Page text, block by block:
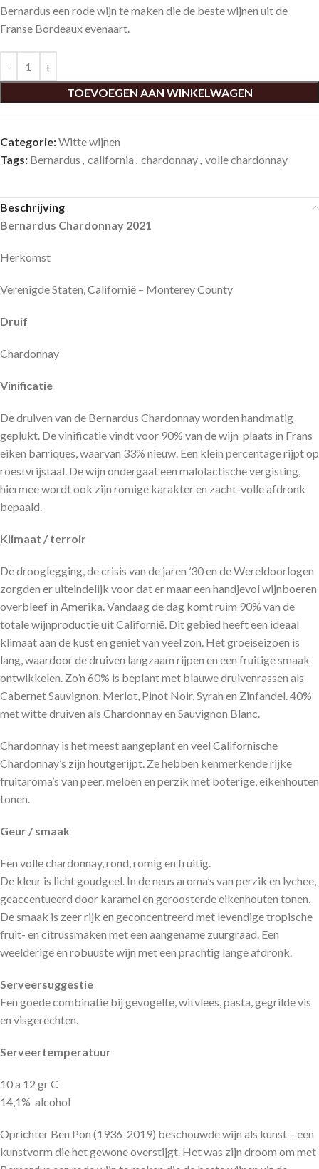
Bernardus een rode wijn te maken die de beste wijnen uit de
Franse Bordeaux evenaart.
TOEVOEGEN AAN WINKELWAGEN
Categorie:Witte wijnen
Tags: Bernardus , california , chardonnay, volle chardonnay
Beschrijving
Bernardus Chardonnay 2021
Herkomst
Verenigde Staten, Californië – Monterey County
Druif
Chardonnay
Vinificatie
De druiven van de Bernardus Chardonnay worden handmatig
geplukt. De vinificatie vindt voor 90% van de wijn plaats in Frans
eiken barriques, waarvan 33% nieuw. Een klein percentage rijpt op
roestvrijstaal. De wijn ondergaat een malolactische vergisting,
hiermee wordt ook zijn romige karakter en zacht-volle afdronk
bepaald.
Klimaat / terroir
De drooglegging, de crisis van de jaren ’30 en de Wereldoorlogen
zorgden er uiteindelijk voor dat er maar een handjevol wijnboeren
overbleef in Amerika. Vandaag de dag komt ruim 90% van de
totale wijnproductie uit Californië. Dit gebied heeft een ideaal
klimaat aan de kust en geniet van veel zon. Het groeiseizoen is
lang, waardoor de druiven langzaam rijpen en een fruitige smaak
ontwikkelen. Zo’n 60% is beplant met blauwe druivenrassen als
Cabernet Sauvignon, Merlot, Pinot Noir, Syrah en Zinfandel. 40%
met witte druiven als Chardonnay en Sauvignon Blanc.
Chardonnay is het meest aangeplant en veel Californische
Chardonnay’s zijn houtgerijpt. Ze hebben kenmerkende rijke
fruitaroma’s van peer, meloen en perzik met boterige, eikenhouten
tonen.
Geur / smaak
Een volle chardonnay, rond, romig en fruitig.
De kleur is licht goudgeel. In de neus aroma’s van perzik en lychee,
geaccentueerd door karamel en geroosterde eikenhouten tonen.
De smaak is zeer rijk en geconcentreerd met levendige tropische
fruit- en citrussmaken met een aangename zuurgraad. Een
weelderige en robuuste wijn met een prachtig lange afdronk.
Serveersuggestie
Een goede combinatie bij gevogelte, witvlees, pasta, gegrilde vis
en visgerechten.
Serveertemperatuur
10 a 12 gr C
14,1% alcohol
Oprichter Ben Pon (1936-2019) beschouwde wijn als kunst – een
kunstvorm die het gewone overstijgt. Het was zijn droom om met